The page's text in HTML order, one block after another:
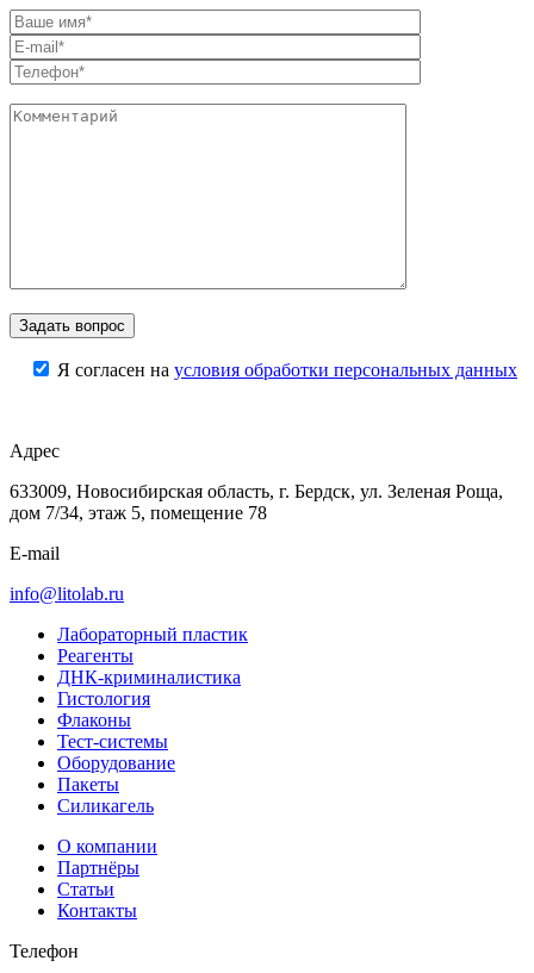
Я согласен на условия обработки персональных данных
Адрес
633009, Новосибирская область, г. Бердск, ул. Зеленая Роща,
дом 7/34, этаж 5, помещение 78
E-mail
info@litolab.ru
Лабораторный пластик
Реагенты
ДНК-криминалистика
Гистология
Флаконы
Тест-системы
Оборудование
Пакеты
Силикагель
О компании
Партнёры
Статьи
Контакты
Телефон